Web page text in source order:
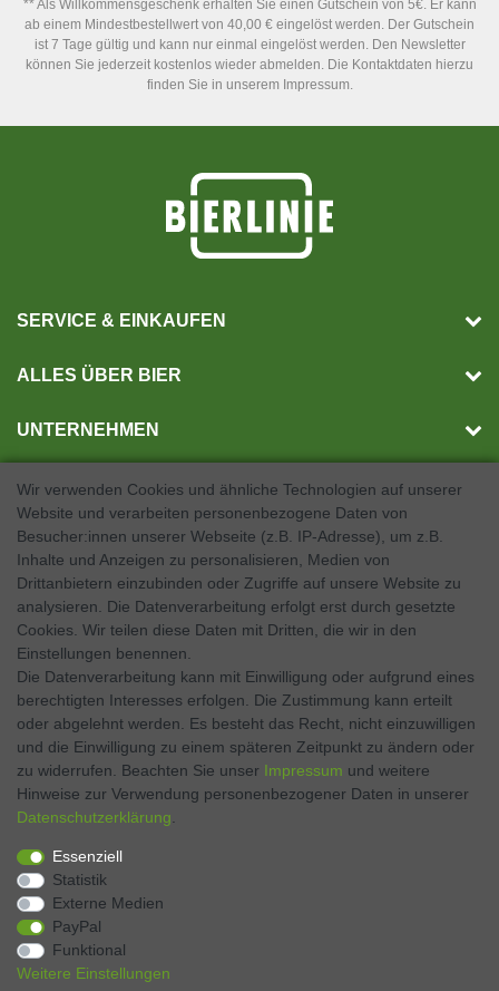
** Als Willkommensgeschenk erhalten Sie einen Gutschein von 5€. Er kann
ab einem Mindestbestellwert von 40,00 € eingelöst werden. Der Gutschein
ist 7 Tage gültig und kann nur einmal eingelöst werden. Den Newsletter
können Sie jederzeit kostenlos wieder abmelden. Die Kontaktdaten hierzu
finden Sie in unserem Impressum.
SERVICE & EINKAUFEN
ALLES ÜBER BIER
UNTERNEHMEN
SOCIAL MEDIA
Twitter
Instagram
VERTRAG WIDERRUFEN Kontakt
Zahlen Sie bequem per
Wir verwenden Cookies und ähnliche Technologien auf unserer
Website und verarbeiten personenbezogene Daten von
Besucher:innen unserer Webseite (z.B. IP-Adresse), um z.B.
Inhalte und Anzeigen zu personalisieren, Medien von
Drittanbietern einzubinden oder Zugriffe auf unsere Website zu
analysieren. Die Datenverarbeitung erfolgt erst durch gesetzte
Cookies. Wir teilen diese Daten mit Dritten, die wir in den
Einstellungen benennen.
Die Datenverarbeitung kann mit Einwilligung oder aufgrund eines
berechtigten Interesses erfolgen. Die Zustimmung kann erteilt
oder abgelehnt werden. Es besteht das Recht, nicht einzuwilligen
und die Einwilligung zu einem späteren Zeitpunkt zu ändern oder
zu widerrufen. Beachten Sie unser Impressum und weitere
Hinweise zur Verwendung personenbezogener Daten in unserer
Daten­schutz­erklärung
Essenziell
Statistik
Externe Medien
PayPal
Funktional
Weitere Einstellungen